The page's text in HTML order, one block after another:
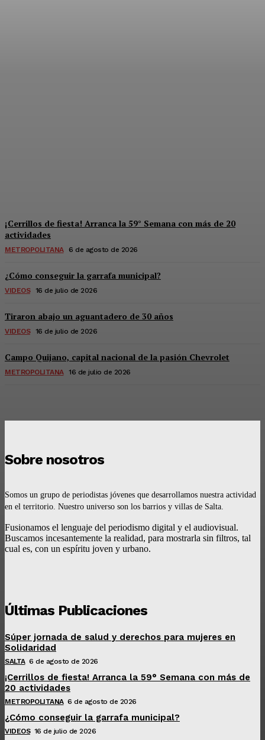
¡Cerrillos de fiesta! Arranca la 59° Semana con más de 20
actividades
METROPOLITANA 6 de agosto de 2026
¿Cómo conseguir la garrafa municipal?
VIDEOS 16 de julio de 2026
Tiraron abajo un aguantadero de 30 años
VIDEOS 16 de julio de 2026
Campo Quijano, capital nacional de la pasión Chevrolet
METROPOLITANA 16 de julio de 2026
Sobre nosotros
Somos un grupo de periodistas jóvenes que desarrollamos nuestra actividad
en el territorio. Nuestro universo son los barrios y villas de Salta.
Fusionamos el lenguaje del periodismo digital y el audiovisual.
Buscamos incesantemente la realidad, para mostrarla sin filtros, tal
cual es, con un espíritu joven y urbano.
Últimas Publicaciones
Súper jornada de salud y derechos para mujeres en
Solidaridad
SALTA 6 de agosto de 2026
¡Cerrillos de fiesta! Arranca la 59° Semana con más de
20 actividades
METROPOLITANA 6 de agosto de 2026
¿Cómo conseguir la garrafa municipal?
VIDEOS 16 de julio de 2026